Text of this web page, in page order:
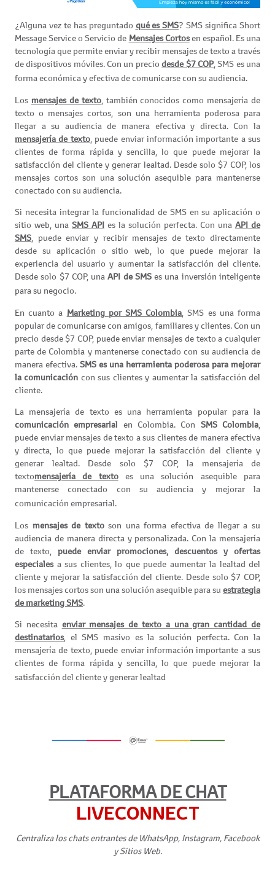
¿Alguna vez te has preguntado qué es SMS? SMS significa Short
Message Service o Servicio de Mensajes Cortosen español. Es una
tecnología que permite enviar y recibir mensajes de texto a través
de dispositivos móviles. Con un preciodesde $7 COP, SMS es una
forma económica y efectiva de comunicarse con su audiencia.
Los mensajes de texto, también conocidos como mensajería de
texto o mensajes cortos, son una herramienta poderosa para
llegar a su audiencia de manera efectiva y directa. Con la
mensajería de texto, puede enviar información importante a sus
clientes de forma rápida y sencilla, lo que puede mejorar la
satisfacción del cliente y generar lealtad. Desde solo $7 COP, los
mensajes cortos son una solución asequible para mantenerse
conectado con su audiencia.
Si necesita integrar la funcionalidad de SMS en su aplicación o
sitio web, una SMS API es la solución perfecta. Con una API de
SMS, puede enviar y recibir mensajes de texto directamente
desde su aplicación o sitio web, lo que puede mejorar la
experiencia del usuario y aumentar la satisfacción del cliente.
Desde solo $7 COP, unaAPI de SMSes una inversión inteligente
para su negocio.
En cuanto a Marketing por SMS Colombia, SMS es una forma
popular de comunicarse con amigos, familiares y clientes. Con un
precio desde $7 COP, puede enviar mensajes de texto a cualquier
parte de Colombia y mantenerse conectado con su audiencia de
manera efectiva. SMS es una herramienta poderosa para mejorar
la comunicación con sus clientes y aumentar la satisfacción del
cliente.
La mensajería de texto es una herramienta popular para la
comunicación empresarial en Colombia. Con SMS Colombia,
puede enviar mensajes de texto a sus clientes de manera efectiva
y directa, lo que puede mejorar la satisfacción del cliente y
generar lealtad. Desde solo $7 COP, la mensajería de
textomensajería de textoes una solución asequible para
mantenerse conectado con su audiencia y mejorar la
comunicación empresarial.
Los mensajes de textoson una forma efectiva de llegar a su
audiencia de manera directa y personalizada. Con la mensajería
de texto, puede enviar promociones, descuentos y ofertas
especialesa sus clientes, lo que puede aumentar la lealtad del
cliente y mejorar la satisfacción del cliente. Desde solo $7 COP,
los mensajes cortos son una solución asequible para su estrategia
de marketing SMS.
Si necesita enviar mensajes de texto a una gran cantidad de
destinatarios, el SMS masivo es la solución perfecta. Con la
mensajería de texto, puede enviar información importante a sus
clientes de forma rápida y sencilla, lo que puede mejorar la
satisfacción del cliente y generar lealtad
PLATAFORMA DE CHAT
LIVECONNECT
Centraliza los chats entrantes de WhatsApp, Instagram, Facebook
y Sitios Web.